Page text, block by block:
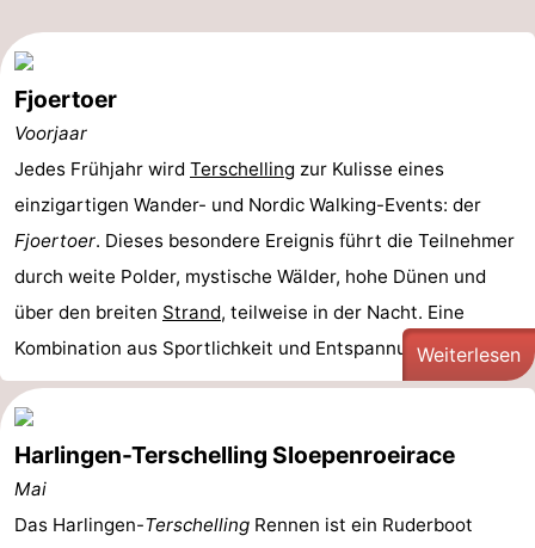
Fjoertoer
Voorjaar
Jedes Frühjahr wird Terschelling zur Kulisse eines
einzigartigen Wander- und Nordic Walking-Events: der
Fjoertoer. Dieses besondere Ereignis führt die Teilnehmer
durch weite Polder, mystische Wälder, hohe Dünen und
über den breiten Strand, teilweise in der Nacht. Eine
Kombination aus Sportlichkeit und Entspannung, ...Weiterlesen
Harlingen-Terschelling Sloepenroeirace
Mai
Das Harlingen-Terschelling Rennen ist ein Ruderboot